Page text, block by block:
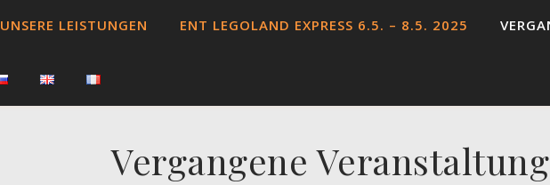
UNSERE LEISTUNGEN ENT LEGOLAND EXPRESS 6.5. – 8.5. 2025
Vergangene